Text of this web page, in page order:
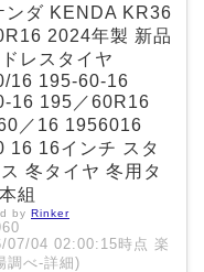
ンダ KENDA KR36
2024年製 新品
レスタイヤ
16 195-60-16
16 195／60R16
／16 1956016
16 16インチ スタ
冬タイヤ 冬用タ
組
by Rinker
07/04 02:00:15時点 楽
調べ-詳細)